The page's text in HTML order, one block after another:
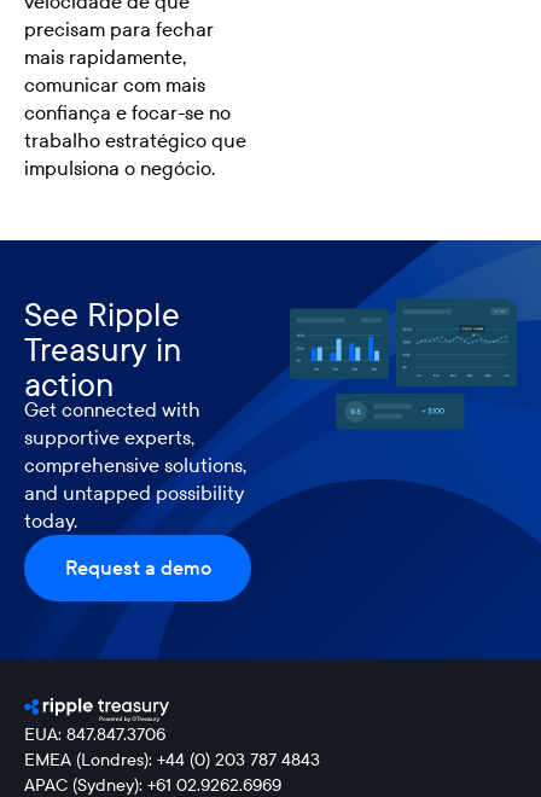
precisam para fechar
mais rapidamente,
comunicar com mais
confiança e focar-se no
trabalho estratégico que
impulsiona o negócio.
See Ripple
Treasury in
action
Get connected with
supportive experts,
comprehensive solutions,
and untapped possibility
today.
Request a demo
EUA: 847.847.3706
EMEA (Londres): +44 (0) 203 787 4843
APAC (Sydney): +61 02.9262.6969